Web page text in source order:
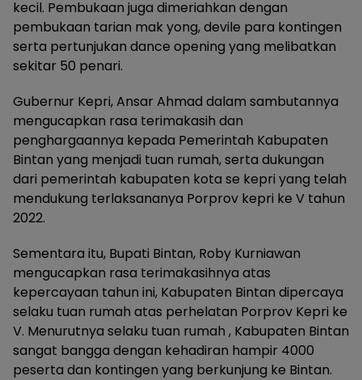
kecil. Pembukaan juga dimeriahkan dengan
pembukaan tarian mak yong, devile para kontingen
serta pertunjukan dance opening yang melibatkan
sekitar 50 penari.
Gubernur Kepri, Ansar Ahmad dalam sambutannya
mengucapkan rasa terimakasih dan
penghargaannya kepada Pemerintah Kabupaten
Bintan yang menjadi tuan rumah, serta dukungan
dari pemerintah kabupaten kota se kepri yang telah
mendukung terlaksananya Porprov kepri ke V tahun
2022.
Sementara itu, Bupati Bintan, Roby Kurniawan
mengucapkan rasa terimakasihnya atas
kepercayaan tahun ini, Kabupaten Bintan dipercaya
selaku tuan rumah atas perhelatan Porprov Kepri ke
V. Menurutnya selaku tuan rumah , Kabupaten Bintan
sangat bangga dengan kehadiran hampir 4000
peserta dan kontingen yang berkunjung ke Bintan.